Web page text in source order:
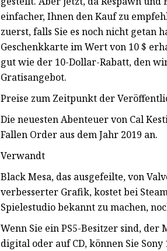
einfacher, Ihnen den Kauf zu
zuerst, falls Sie es noch nicht getan
Geschenkkarte im Wert von 10 $
gut wie der 10-Dollar-Rabatt, den
Gratisangebot.
Preise zum Zeitpunkt der
Die neuesten Abenteuer von Cal
Fallen Order aus dem Jahr 2019 an.
Verwandt
Black Mesa, das ausgefeilte, von
verbesserter Grafik, kostet bei
Spielestudio bekannt zu machen,
Wenn Sie ein PS5-Besitzer sind,
digital oder auf CD, können Sie